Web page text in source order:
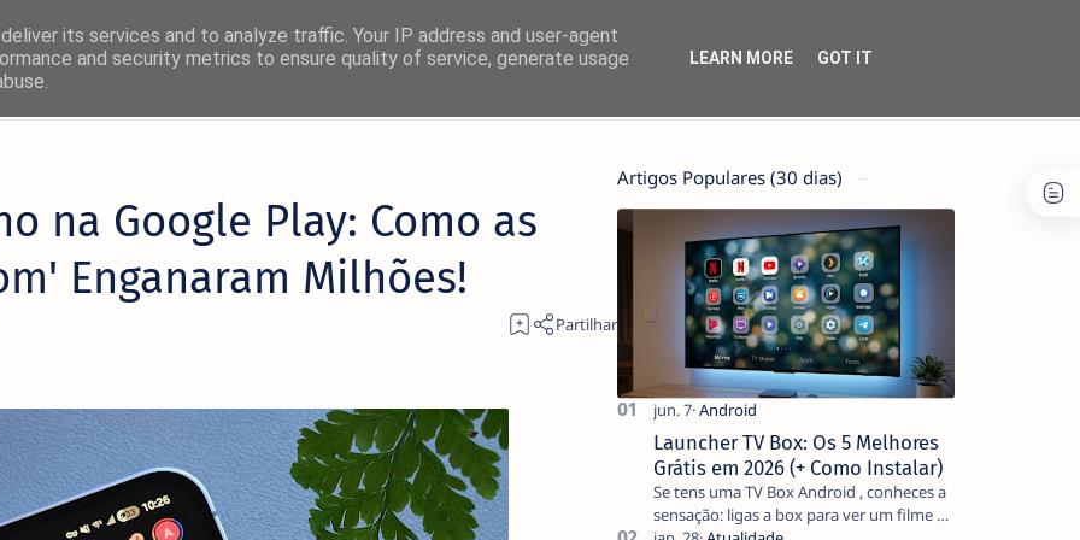
×
🚀
favoritas:
Twitter/X
na Google Play: Como as
Enganaram Milhões!
Artigos Populares (30 dias)
Launcher TV Box: Os 5 Melhores
Grátis em 2026 (+ Como Instalar)
Se tens uma TV Box Android , conheces a
sensação: ligas a box para ver um filme e
its services and to analyze traffic. Your IP address and user-agent
and security metrics to ensure quality of service, generate usage
LEARN MORE GOT IT